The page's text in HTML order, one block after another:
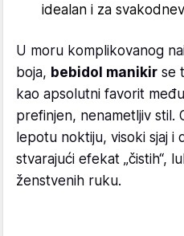
idealan i za
U moru komplikovanog
boja, bebidol manikir se
kao apsolutni favorit
prefinjen, nenametljiv stil.
lepotu noktiju, visoki sjaj i
stvarajući efekat „čistih“,
ženstvenih ruku.